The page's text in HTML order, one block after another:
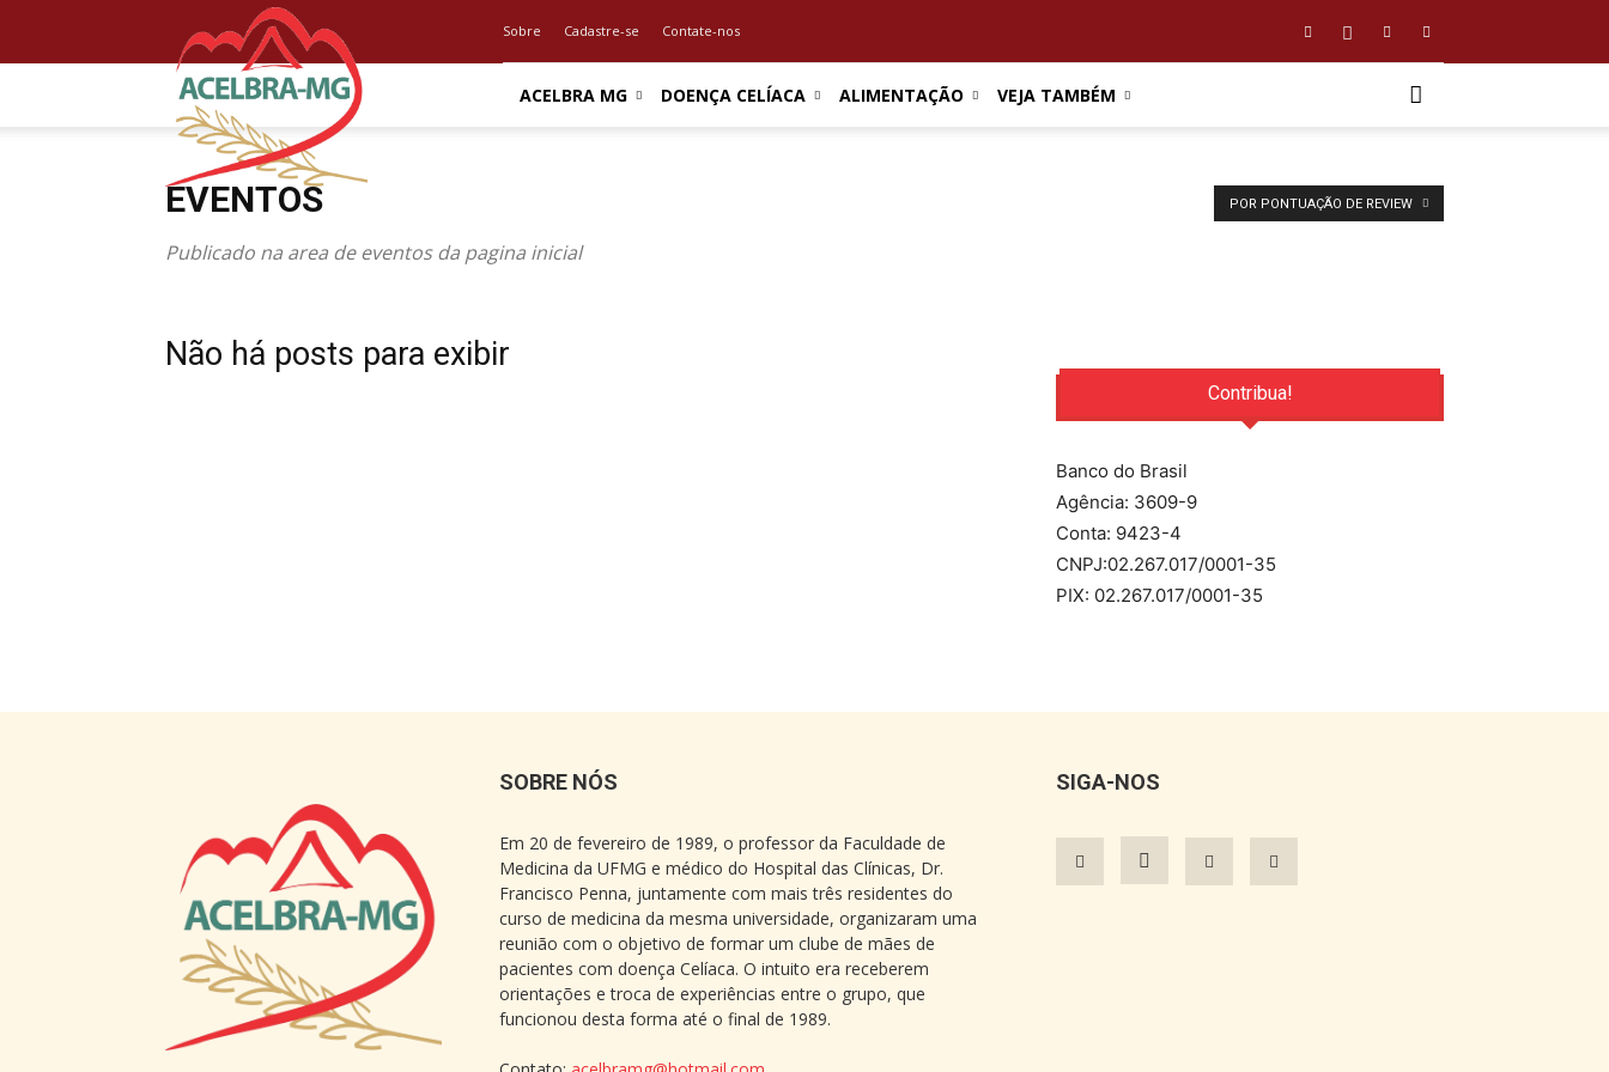
MG
Sobre Cadastre-se Contate-nos
ACELBRA MG DOENÇA CELÍACA ALIMENTAÇÃO VEJA TAMBÉM
EVENTOS
Publicado na area de eventos da pagina inicial
POR PONTUAÇÃO DE REVIEW
Não há posts para exibir
Contribua!
Banco do Brasil
Agência: 3609-9
Conta: 9423-4
CNPJ:02.267.017/0001-35
PIX: 02.267.017/0001-35
SOBRE NÓS
Em 20 de fevereiro de 1989, o professor da Faculdade de
Medicina da UFMG e médico do Hospital das Clínicas, Dr.
Francisco Penna, juntamente com mais três residentes do
curso de medicina da mesma universidade, organizaram uma
reunião com o objetivo de formar um clube de mães de
pacientes com doença Celíaca. O intuito era receberem
orientações e troca de experiências entre o grupo, que
funcionou desta forma até o final de 1989.
SIGA-NOS